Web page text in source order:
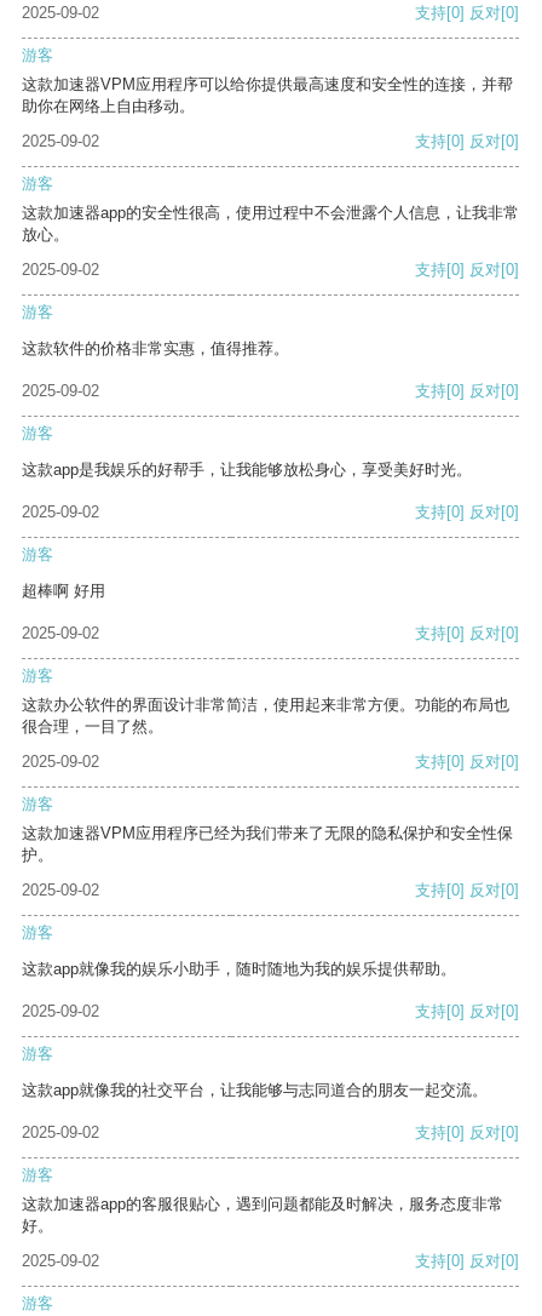
2025-09-02 支持[0] 反对[0]
游客
这款加速器VPM应用程序可以给你提供最高速度和安全性的连接，并帮
助你在网络上自由移动。
2025-09-02
支持[0] 反对[0]
游客
这款加速器app的安全性很高，使用过程中不会泄露个人信息，让我非常
放心。
2025-09-02
支持[0] 反对[0]
游客
这款软件的价格非常实惠，值得推荐。
2025-09-02 支持[0] 反对[0]
游客
这款app是我娱乐的好帮手，让我能够放松身心，享受美好时光。
2025-09-02 支持[0] 反对[0]
游客
超棒啊 好用
2025-09-02 支持[0] 反对[0]
游客
这款办公软件的界面设计非常简洁，使用起来非常方便。功能的布局也
很合理，一目了然。
2025-09-02
支持[0] 反对[0]
游客
这款加速器VPM应用程序已经为我们带来了无限的隐私保护和安全性保
护。
2025-09-02
支持[0] 反对[0]
游客
这款app就像我的娱乐小助手，随时随地为我的娱乐提供帮助。
2025-09-02 支持[0] 反对[0]
游客
这款app就像我的社交平台，让我能够与志同道合的朋友一起交流。
2025-09-02 支持[0] 反对[0]
游客
这款加速器app的客服很贴心，遇到问题都能及时解决，服务态度非常
好。
2025-09-02
支持[0] 反对[0]
游客